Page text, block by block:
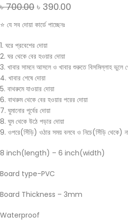
৳700.00 ৳ 390.00
⭐ যে সব দোয়া কার্ডে পাচ্ছেনঃ
1. ঘরে প্রবেশের দোয়া
2. ঘর থেকে বের হওয়ার দোয়া
3. খাবার সামনে আসলে ও খাবার শুরুতে বিসমিল্লাহ ভুলে
4. খাবার শেষে দোয়া
5. বাথরুমে যাওয়ার দোয়া
6. বাথরুম থেকে বের হওয়ার পরের দোয়া
7. ঘুমানোর পূর্বের দোয়া
8. ঘুম থেকে উঠে পড়ার দোয়া
9. ওপরে(সিঁড়ি) ওঠার সময় বলবে ও নিচে(সিঁড়ি থেকে)
8 inch(length) – 6 inch(width)
Board type-PVC
Board Thickness – 3mm
Waterproof